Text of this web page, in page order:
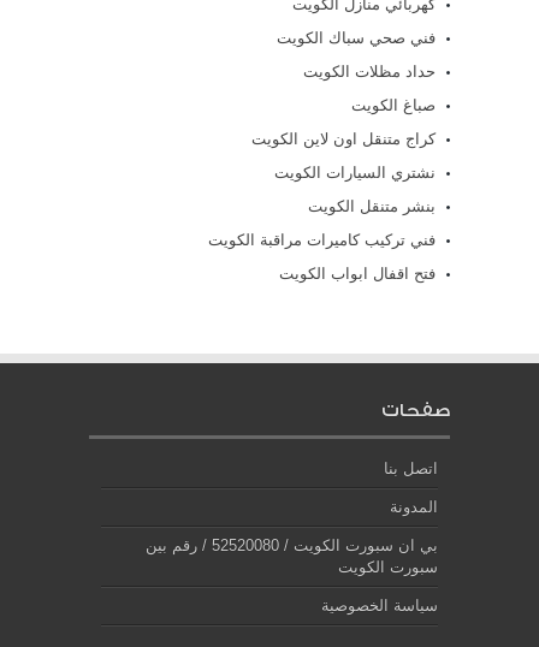
كهربائي منازل الكويت
فني صحي سباك الكويت
حداد مظلات الكويت
صباغ الكويت
كراج متنقل اون لاين الكويت
نشتري السيارات الكويت
بنشر متنقل الكويت
فني تركيب كاميرات مراقبة الكويت
فتح اقفال ابواب الكويت
صفحات
اتصل بنا
المدونة
بي ان سبورت الكويت / 52520080 / رقم بين
سبورت الكويت
سياسة الخصوصية